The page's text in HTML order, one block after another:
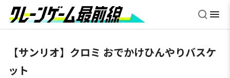
【サンリオ】クロミ おでかけひんやりバスケ
ット